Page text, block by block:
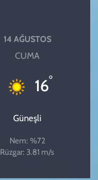
14 AĞUSTOS
CUMA
16°
Güneşli
Nem: %72
Rüzgar: 3.81 m/s